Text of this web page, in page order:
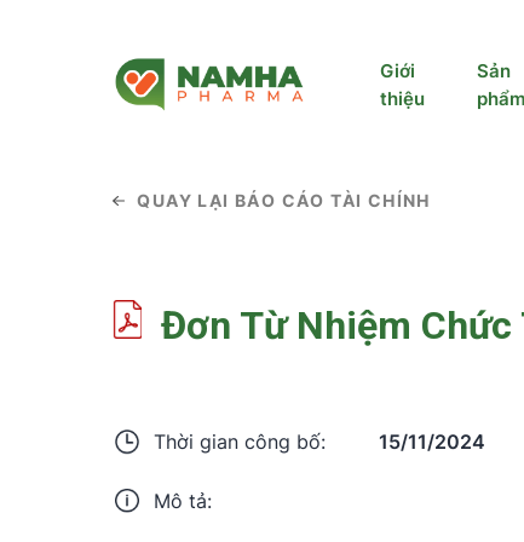
Giới
thiệu
Sản
phẩm
QUAY LẠI BÁO CÁO TÀI CHÍNH
Đơn Từ Nhiệm Chức
Thời gian công bố: 15/11/2024
Mô tả: